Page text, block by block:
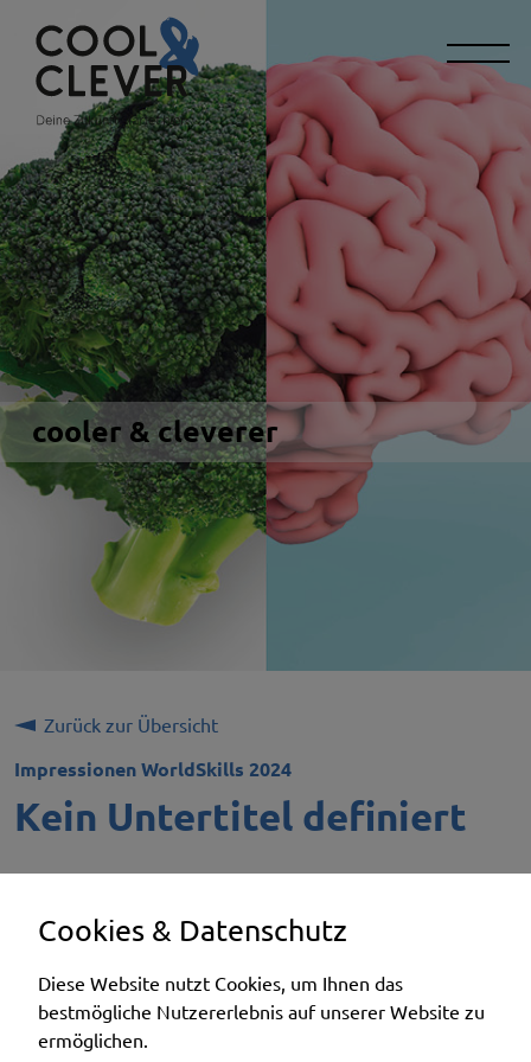
cooler & cleverer
Zurück zur Übersicht
Impressionen WorldSkills 2024
Kein Untertitel definiert
cool & clever
Schweizerischer Verband für Kältetechnik SVK
Eichistrasse 1, 6055 Alpnach Dorf
Cookies & Datenschutz
Diese Website nutzt Cookies, um Ihnen das
bestmögliche Nutzererlebnis auf unserer Website zu
ermöglichen.